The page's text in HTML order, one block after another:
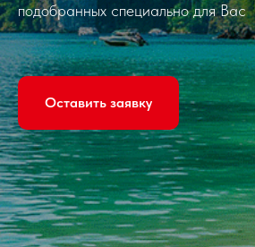
подобранных специально для Вас
Оставить заявку